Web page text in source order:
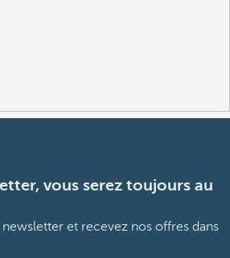
vous serez toujours au
et recevez nos offres dans